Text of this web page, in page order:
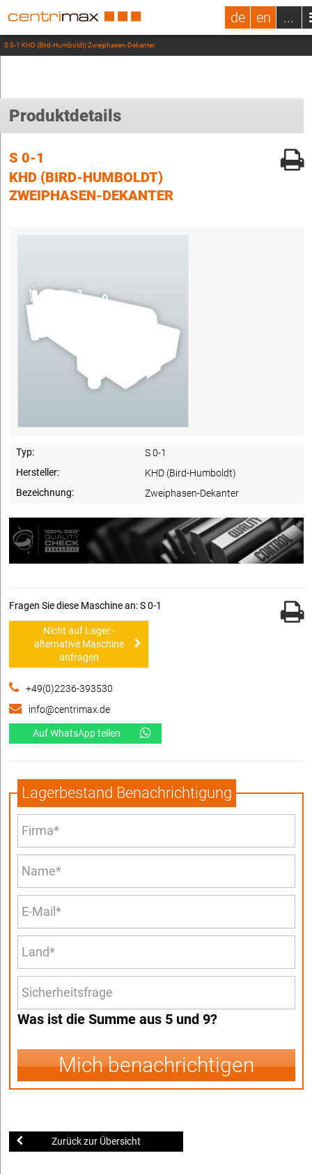
de en ...
S 0-1 KHD (Bird-Humboldt) Zweiphasen-Dekanter
Produktdetails
S 0-1
KHD (BIRD-HUMBOLDT)
ZWEIPHASEN-DEKANTER
Typ:
S 0-1
Hersteller:
KHD (Bird-Humboldt)
Bezeichnung:
Zweiphasen-Dekanter
Fragen Sie diese Maschine an: S 0-1
Nicht auf Lager -
alternative Maschine
anfragen
+49(0)2236-393530
info@centrimax.de
Auf WhatsApp teilen
Lagerbestand Benachrichtigung
Was ist die Summe aus 5 und 9?
Mich benachrichtigen
Zurück zur Übersicht